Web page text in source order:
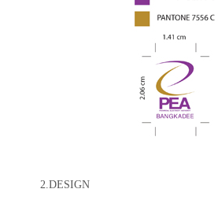
2.DESIGN